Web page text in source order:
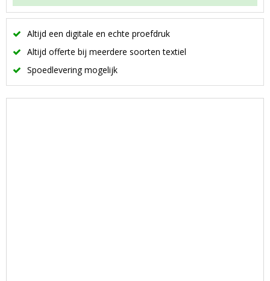
Altijd een digitale en echte proefdruk
Altijd offerte bij meerdere soorten textiel
Spoedlevering mogelijk